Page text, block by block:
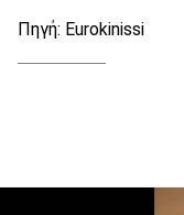
Πηγή: Eurokinissi